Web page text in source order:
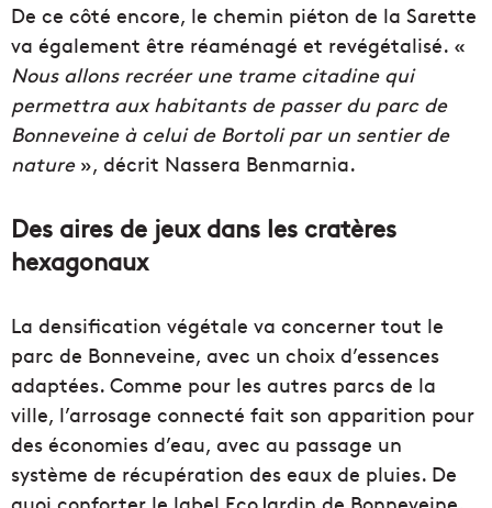
De ce côté encore, le chemin piéton de la Sarette
va également être réaménagé et revégétalisé. «
Nous allons recréer une trame citadine qui
permettra aux habitants de passer du parc de
Bonneveine à celui de Bortoli par un sentier de
nature», décrit Nassera Benmarnia.
Des aires de jeux dans les cratères
hexagonaux
La densification végétale va concerner tout le
parc de Bonneveine, avec un choix d’essences
adaptées. Comme pour les autres parcs de la
ville, l’arrosage connecté fait son apparition pour
des économies d’eau, avec au passage un
système de récupération des eaux de pluies. De